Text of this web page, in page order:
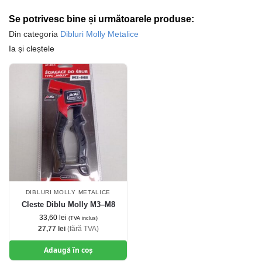
Se potrivesc bine și următoarele produse:
Din categoria Dibluri Molly Metalice
Ia și cleștele
DIBLURI MOLLY METALICE
Cleste Diblu Molly M3–M8
33,60 lei (TVA inclus)
27,77 lei(fără TVA)
Adaugă în coș